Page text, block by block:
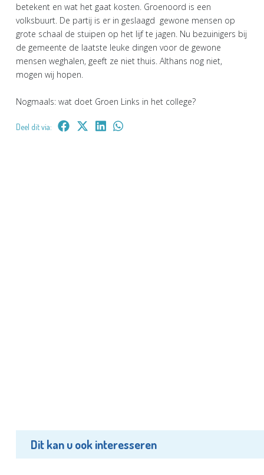
betekent en wat het gaat kosten. Groenoord is een
volksbuurt. De partij is er in geslaagd gewone mensen op
grote schaal de stuipen op het lijf te jagen. Nu bezuinigers bij
de gemeente de laatste leuke dingen voor de gewone
mensen weghalen, geeft ze niet thuis. Althans nog niet,
mogen wij hopen.
Nogmaals: wat doet Groen Links in het college?
Deel dit via:
Dit kan u ook interesseren